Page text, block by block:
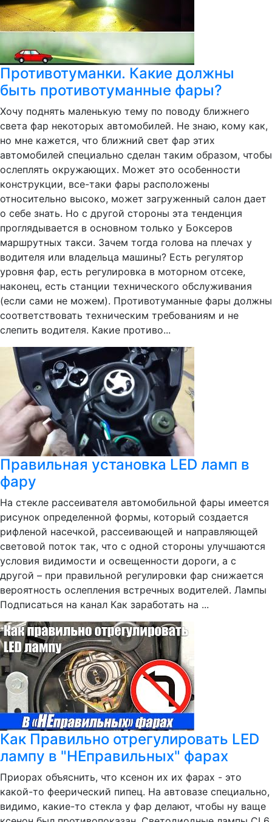
Противотуманки. Какие должны
быть противотуманные фары?
Хочу поднять маленькую тему по поводу ближнего
света фар некоторых автомобилей. Не знаю, кому как,
но мне кажется, что ближний свет фар этих
автомобилей специально сделан таким образом, чтобы
ослеплять окружающих. Может это особенности
конструкции, все-таки фары расположены
относительно высоко, может загруженный салон дает
о себе знать. Но с другой стороны эта тенденция
проглядывается в основном только у Боксеров
маршрутных такси. Зачем тогда голова на плечах у
водителя или владельца машины? Есть регулятор
уровня фар, есть регулировка в моторном отсеке,
наконец, есть станции технического обслуживания
(если сами не можем). Противотуманные фары должны
соответствовать техническим требованиям и не
слепить водителя. Какие противо...
Правильная установка LED ламп в
фару
На стекле рассеивателя автомобильной фары имеется
рисунок определенной формы, который создается
рифленой насечкой, рассеивающей и направляющей
световой поток так, что с одной стороны улучшаются
условия видимости и освещенности дороги, а с
другой – при правильной регулировки фар снижается
вероятность ослепления встречных водителей. Лампы
Подписаться на канал Как заработать на ...
Как Правильно отрегулировать LED
лампу в "НЕправильных" фарах
Приорах объяснить, что ксенон их их фарах - это
какой-то феерический пипец. На автовазе специально,
видимо, какие-то стекла у фар делают, чтобы ну ваще